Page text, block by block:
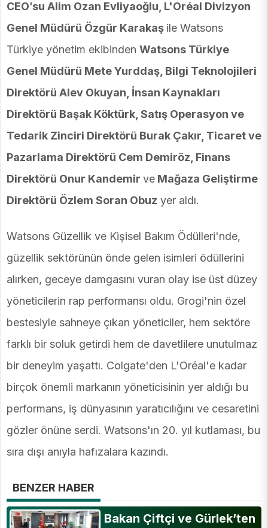
CEO’su Alim Ozan Evliyaoğlu, L'Oréal Divizyon
Genel Müdürü Özgür Karakaş ile Watsons
Türkiye yönetim ekibinden Watsons Türkiye
Genel Müdürü Mete Yurddaş, Bilgi Teknolojileri
Direktörü Alev Okuyan, İnsan Kaynakları
Direktörü Başak Köktürk, Satış Operasyon ve
Tedarik Zinciri Direktörü Burak Çakır, Ticaret ve
Pazarlama Direktörü Cem Demiröz, Finans
Direktörü Onur Kandemir ve Mağaza Geliştirme
Direktörü Özlem Soran Obuz yer aldı.
Watsons Güzellik ve Kişisel Bakım Ödülleri'nde,
güzellik sektörünün önde gelen isimleri ödüllerini
alırken, geceye damgasını vuran olay ise üst düzey
yöneticilerin rap performansı oldu. Grogi'nin özel
bestesiyle sahneye çıkan yöneticiler, hem sektöre
farklı bir soluk getirdi hem de davetlilere unutulmaz
bir deneyim yaşattı. Colgate'den L'Oréal'e kadar
birçok önemli markanın yöneticisinin yer aldığı bu
performans, iş dünyasının yaratıcılığını ve cesaretini
gözler önüne serdi. Watsons'ın 20. yıl kutlaması, bu
sıra dışı anıyla hafızalara kazındı.
BENZER HABER
Bakan Çiftçi ve Gürlek’ten